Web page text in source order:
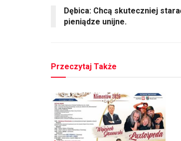
Dębica: Chcą skuteczniej
pieniądze unijne.
Przeczytaj Także